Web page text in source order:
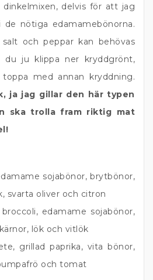
delvis för att jag
nötiga edamamebönorna.
och peppar kan behövas
du ju klippa ner kryddgrönt,
med annan kryddning.
ja jag gillar den här typen
ska trolla fram riktig mat
sojabönor, brytbönor,
svarta oliver och citron
edamame sojabönor,
lök och vitlök
grillad paprika, vita bönor,
och tomat